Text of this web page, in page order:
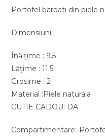
Portofel barbati din piele
Dimensiuni:
Înălțime : 9.5
Lățime : 11.5
Grosime : 2
Material :Piele naturala
CUTIE CADOU: DA
Compartimentare:-